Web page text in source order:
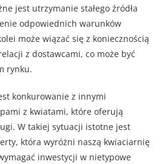
jest utrzymanie stałego źródła
odpowiednich warunków
może wiązać się z koniecznością
z dostawcami, co może być
rynku.
konkurowanie z innymi
z kwiatami, które oferują
W takiej sytuacji istotne jest
która wyróżni naszą kwiaciarnię
inwestycji w nietypowe